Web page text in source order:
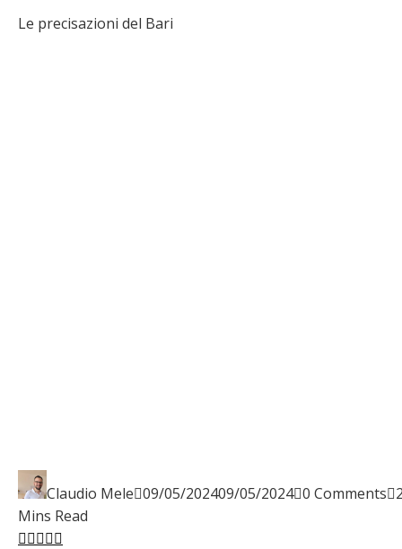
Le precisazioni del Bari
Claudio Mele 09/05/202409/05/2024 0 Comments
Mins Read
Facebook
Twitter
LinkedIn
Pinterest
Stumbleupon